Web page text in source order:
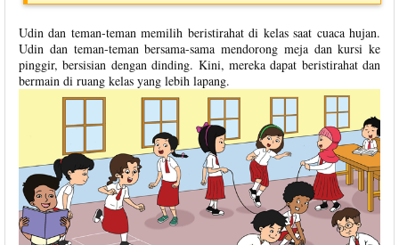
Udin dan teman-teman memilih beristirahat di kelas saat cuaca hujan.
Udin dan teman-teman bersama-sama mendorong meja dan kursi ke
pinggir, bersisian dengan dinding. Kini, mereka dapat beristirahat dan
bermain di ruang kelas yang lebih lapang.